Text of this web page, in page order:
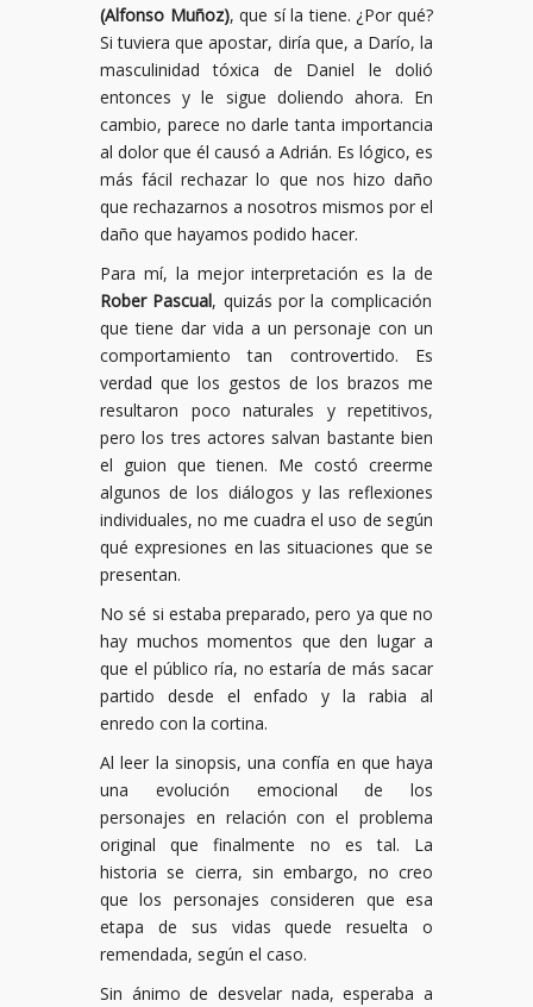
(Alfonso Muñoz), que sí la tiene. ¿Por qué?
Si tuviera que apostar, diría que, a Darío, la
masculinidad tóxica de Daniel le dolió
entonces y le sigue doliendo ahora. En
cambio, parece no darle tanta importancia
al dolor que él causó a Adrián. Es lógico, es
más fácil rechazar lo que nos hizo daño
que rechazarnos a nosotros mismos por el
daño que hayamos podido hacer.
Para mí, la mejor interpretación es la de
Rober Pascual, quizás por la complicación
que tiene dar vida a un personaje con un
comportamiento tan controvertido. Es
verdad que los gestos de los brazos me
resultaron poco naturales y repetitivos,
pero los tres actores salvan bastante bien
el guion que tienen. Me costó creerme
algunos de los diálogos y las reflexiones
individuales, no me cuadra el uso de según
qué expresiones en las situaciones que se
presentan.
No sé si estaba preparado, pero ya que no
hay muchos momentos que den lugar a
que el público ría, no estaría de más sacar
partido desde el enfado y la rabia al
enredo con la cortina.
Al leer la sinopsis, una confía en que haya
una evolución emocional de los
personajes en relación con el problema
original que finalmente no es tal. La
historia se cierra, sin embargo, no creo
que los personajes consideren que esa
etapa de sus vidas quede resuelta o
remendada, según el caso.
Sin ánimo de desvelar nada, esperaba a